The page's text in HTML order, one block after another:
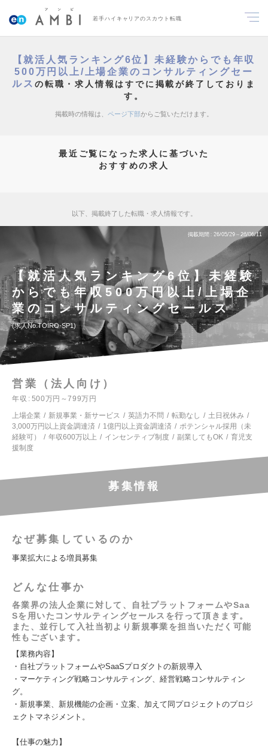
若手ハイキャリアのスカウト転職
【就活人気ランキング6位】未経験からでも年収
500万円以上/上場企業のコンサルティングセー
ルス の転職・求人情報はすでに掲載が終了しておりま
す。
掲載時の情報は、 ページ下部からご覧いただけます。
最近ご覧になった求人に基づいた
おすすめの求人
以下、掲載終了した転職・求人情報です。
掲載期間 26/05/29～26/06/11
【就活人気ランキング6位】未経験
からでも年収500万円以上/上場企
業のコンサルティングセールス
求人No.TOIRO-SP1
営業（法人向け）
年収
500万円～799万円
上場企業
新規事業・新サービス 英語力不問 転勤なし
土日祝休み
3,000万円以上資金調達済
1億円以上資金調達済
ポテンシャル採用（未
経験可）
年収600万以上 インセンティブ制度 副業してもOK
育児支
援制度
募集情報
なぜ募集しているのか
事業拡大による増員募集
どんな仕事か
各業界の法人企業に対して、自社プラットフォームやSaa
Sを用いたコンサルティングセールスを行って頂きます。
また、並行して入社当初より新規事業を担当いただく可能
性もございます。
【業務内容】
・自社プラットフォームやSaaSプロダクトの新規導入
・マーケティング戦略コンサルティング、経営戦略コンサルティン
グ。
・新規事業、新規機能の企画・立案、加えて同プロジェクトのプロジ
ェクトマネジメント。
【仕事の魅力】